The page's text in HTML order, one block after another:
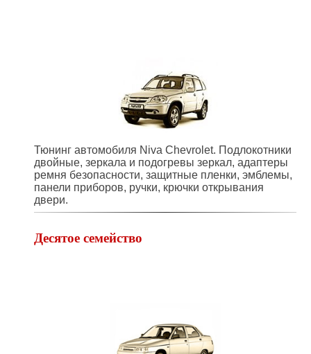
Тюнинг автомобиля Niva Chevrolet. Подлокотники
двойные, зеркала и подогревы зеркал, адаптеры
ремня безопасности, защитные пленки, эмблемы,
панели приборов, ручки, крючки открывания
двери.
Десятое семейство